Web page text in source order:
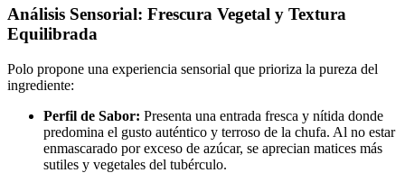
Análisis Sensorial: Frescura Vegetal y Textura
Equilibrada
Polo propone una experiencia sensorial que prioriza la pureza del
ingrediente:
Perfil de Sabor: Presenta una entrada fresca y nítida donde
predomina el gusto auténtico y terroso de la chufa. Al no estar
enmascarado por exceso de azúcar, se aprecian matices más
sutiles y vegetales del tubérculo.